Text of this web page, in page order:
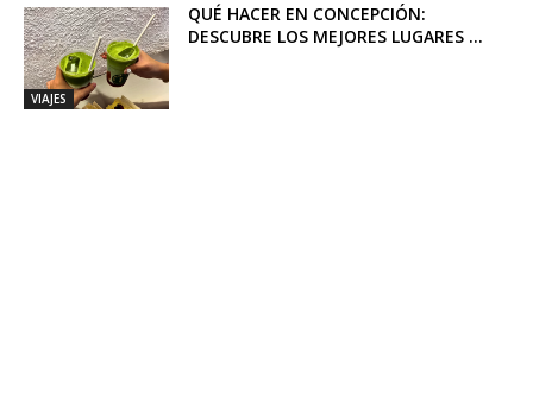
VIAJES
QUÉ HACER EN CONCEPCIÓN:
DESCUBRE LOS MEJORES LUGARES ...